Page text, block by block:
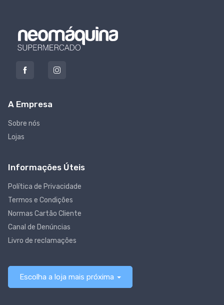
A Empresa
Sobre nós
Lojas
Informações Úteis
Política de Privacidade
Termos e Condições
Normas Cartão Cliente
Canal de Denúncias
Livro de reclamações
Escolha a loja mais próxima